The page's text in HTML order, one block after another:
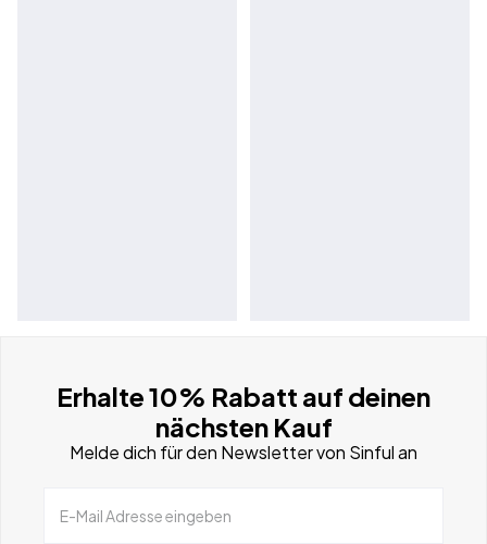
Erhalte 10% Rabatt auf deinen
nächsten Kauf
Melde dich für den Newsletter von Sinful an
E-Mail Adresse eingeben